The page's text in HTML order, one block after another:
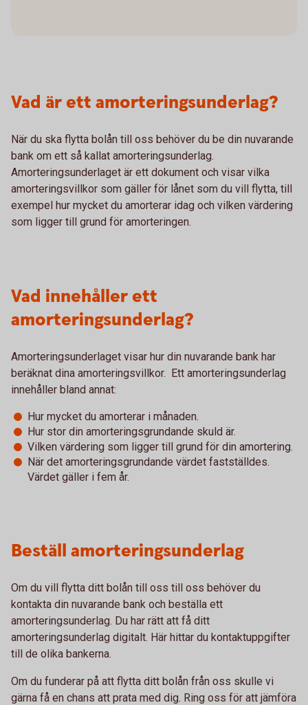
Vad är ett amorteringsunderlag?
När du ska flytta bolån till oss behöver du be din nuvarande
bank om ett så kallat amorteringsunderlag.
Amorteringsunderlaget är ett dokument och visar vilka
amorteringsvillkor som gäller för lånet som du vill flytta, till
exempel hur mycket du amorterar idag och vilken värdering
som ligger till grund för amorteringen.
Vad innehåller ett
amorteringsunderlag?
Amorteringsunderlaget visar hur din nuvarande bank har
beräknat dina amorteringsvillkor. Ett amorteringsunderlag
innehåller bland annat:
Hur mycket du amorterar i månaden.
Hur stor din amorteringsgrundande skuld är.
Vilken värdering som ligger till grund för din amortering.
När det amorteringsgrundande värdet fastställdes.
Värdet gäller i fem år.
Beställ amorteringsunderlag
Om du vill flytta ditt bolån till oss till oss behöver du
kontakta din nuvarande bank och beställa ett
amorteringsunderlag. Du har rätt att få ditt
amorteringsunderlag digitalt. Här hittar du kontaktuppgifter
till de olika bankerna.
Om du funderar på att flytta ditt bolån från oss skulle vi
gärna få en chans att prata med dig. Ring oss för att jämföra